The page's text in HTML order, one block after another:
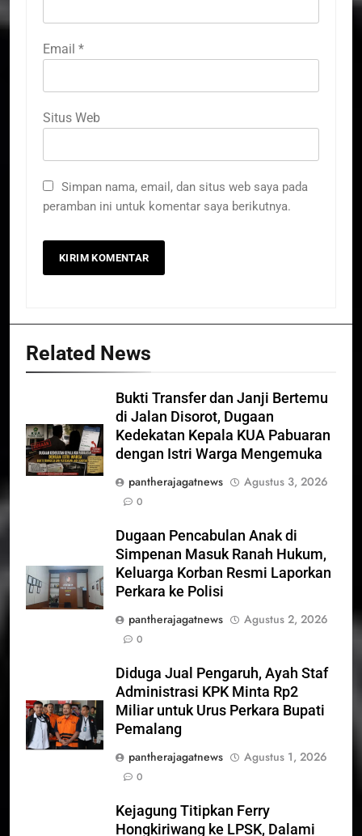
Email *
Situs Web
Simpan nama, email, dan situs web saya pada
peramban ini untuk komentar saya berikutnya.
Related News
Bukti Transfer dan Janji Bertemu
di Jalan Disorot, Dugaan
Kedekatan Kepala KUA Pabuaran
dengan Istri Warga Mengemuka
pantherajagatnews
Agustus 3, 2026
0
Dugaan Pencabulan Anak di
Simpenan Masuk Ranah Hukum,
Keluarga Korban Resmi Laporkan
Perkara ke Polisi
pantherajagatnews
Agustus 2, 2026
0
Diduga Jual Pengaruh, Ayah Staf
Administrasi KPK Minta Rp2
Miliar untuk Urus Perkara Bupati
Pemalang
pantherajagatnews
Agustus 1, 2026
0
Kejagung Titipkan Ferry
Hongkiriwang ke LPSK, Dalami